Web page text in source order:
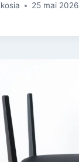
25 mai 2026